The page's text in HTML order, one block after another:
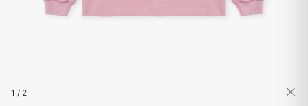
1 / 2